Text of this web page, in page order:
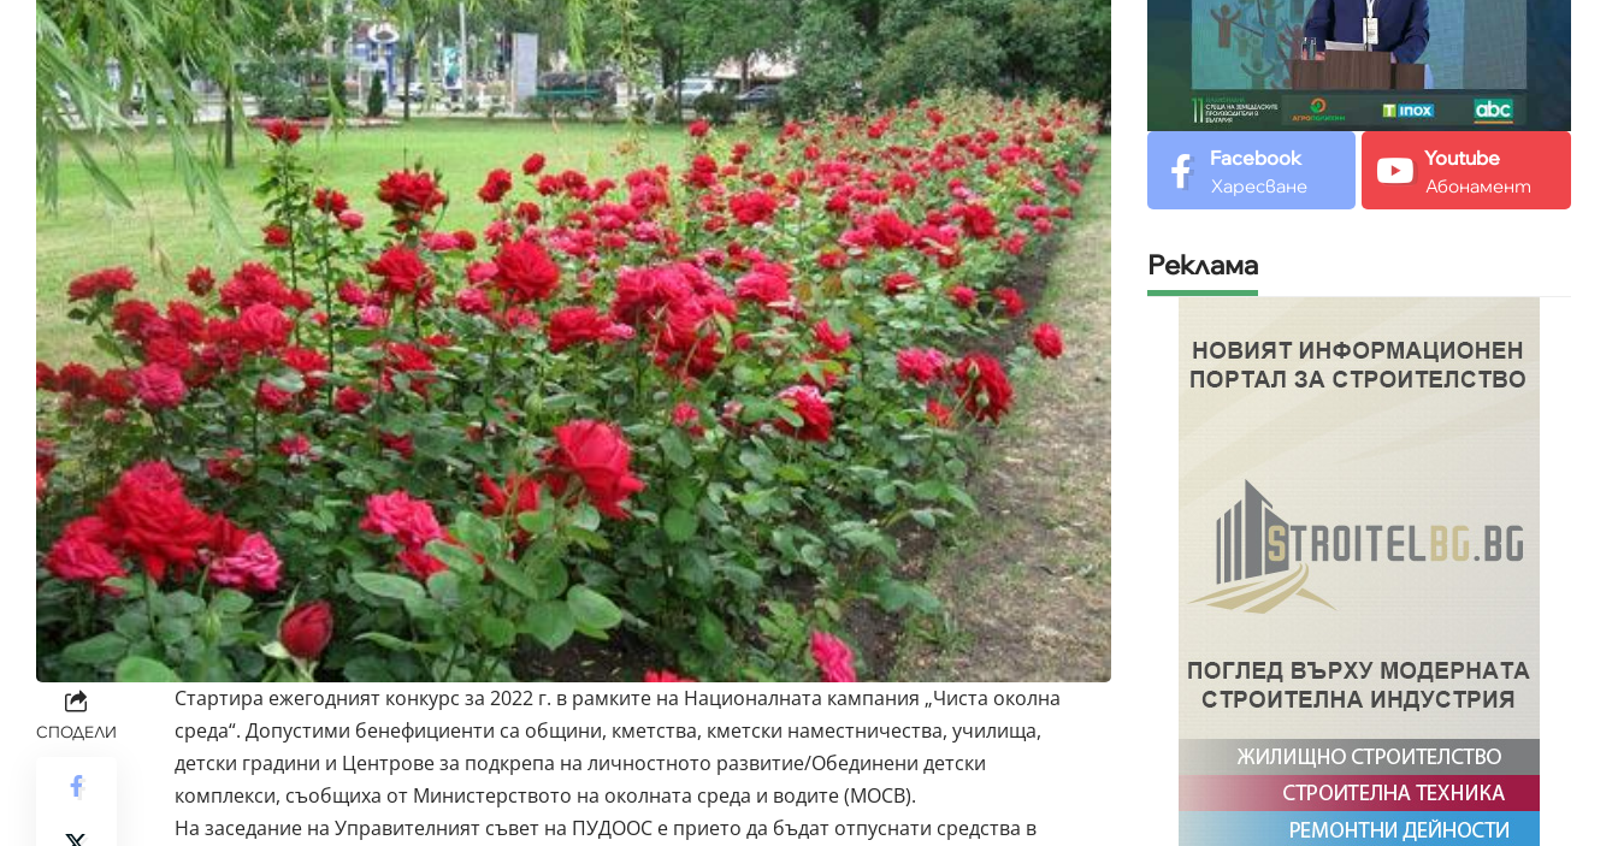
СПОДЕЛИ
Стартира ежегодният конкурс за 2022 г. в рамките на Националната кампания „Чиста околна
среда“. Допустими бенефициенти са общини, кметства, кметски наместничества, училища,
детски градини и Центрове за подкрепа на личностното развитие/Обединени детски
комплекси, съобщиха от Министерството на околната среда и водите (МОСВ).
На заседание на Управителният съвет на ПУДООС е прието да бъдат отпуснати средства в
Facebook
Харесване
Youtube
Абонамент
Реклама